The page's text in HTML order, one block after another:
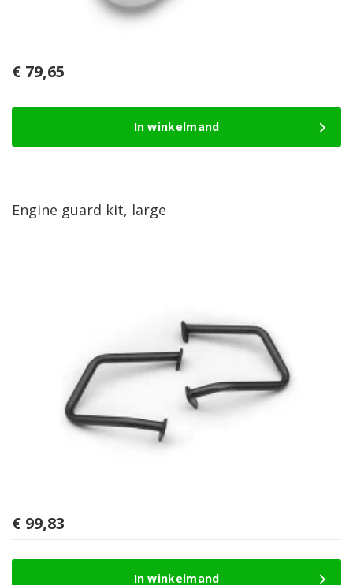
€ 79,65
In winkelmand
Engine guard kit, large
€ 99,83
In winkelmand